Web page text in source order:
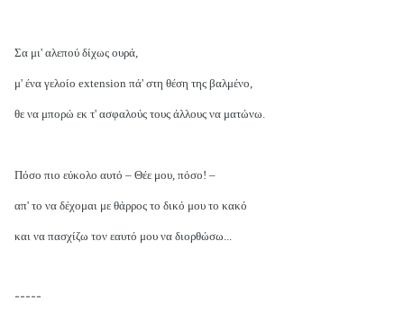
Σα μι' αλεπού δίχως ουρά,
μ' ένα γελοίο extension πά' στη θέση της βαλμένο,
θε να μπορώ εκ τ' ασφαλούς τους άλλους να ματώνω.
Πόσο πιο εύκολο αυτό – Θέε μου, πόσο! –
απ' το να δέχομαι με θάρρος το δικό μου το κακό
και να πασχίζω τον εαυτό μου να διορθώσω...
-----